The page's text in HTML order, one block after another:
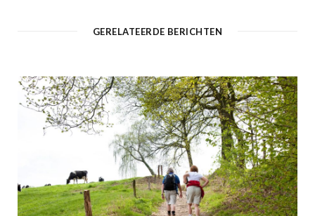
GERELATEERDE BERICHTEN